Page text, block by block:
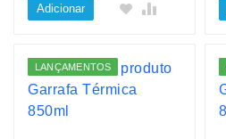
Adicionar
LANÇAMENTOS